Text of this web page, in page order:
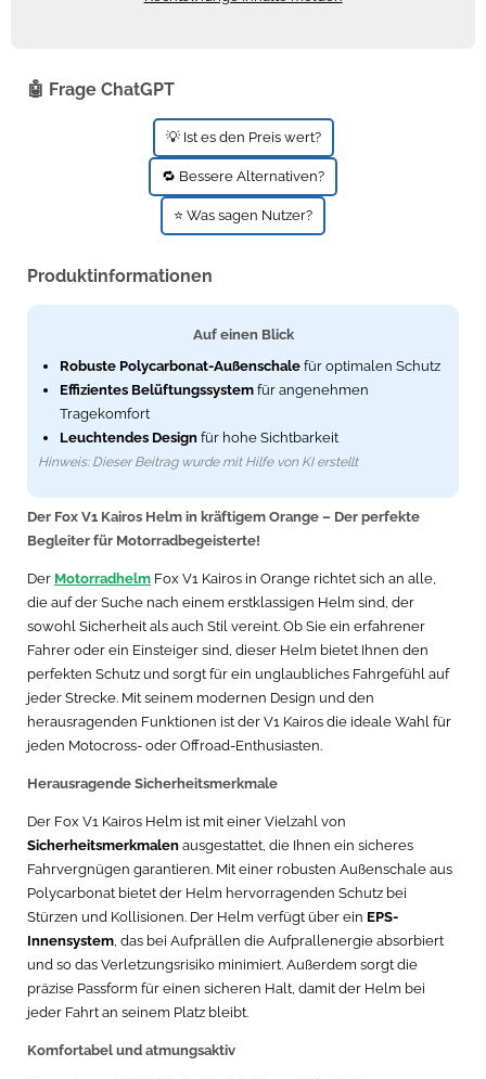
Ölfilter
Navi-Zubehör
Navigationsgeräte
Navigationssoftware
🤖 Frage ChatGPT
💡 Ist es den Preis wert?
🔁 Bessere Alternativen?
⭐ Was sagen Nutzer?
Produktinformationen
Auf einen Blick
Robuste Polycarbonat-Außenschale für optimalen Schutz
Effizientes Belüftungssystem für angenehmen
Tragekomfort
Leuchtendes Design für hohe Sichtbarkeit
Hinweis: Dieser Beitrag wurde mit Hilfe von KI erstellt
Der Fox V1 Kairos Helm in kräftigem Orange – Der perfekte
Begleiter für Motorradbegeisterte!
Der Motorradhelm Fox V1 Kairos in Orange richtet sich an alle,
die auf der Suche nach einem erstklassigen Helm sind, der
sowohl Sicherheit als auch Stil vereint. Ob Sie ein erfahrener
Fahrer oder ein Einsteiger sind, dieser Helm bietet Ihnen den
perfekten Schutz und sorgt für ein unglaubliches Fahrgefühl auf
jeder Strecke. Mit seinem modernen Design und den
herausragenden Funktionen ist der V1 Kairos die ideale Wahl für
jeden Motocross- oder Offroad-Enthusiasten.
Herausragende Sicherheitsmerkmale
Der Fox V1 Kairos Helm ist mit einer Vielzahl von
Sicherheitsmerkmalen ausgestattet, die Ihnen ein sicheres
Fahrvergnügen garantieren. Mit einer robusten Außenschale aus
Polycarbonat bietet der Helm hervorragenden Schutz bei
Stürzen und Kollisionen. Der Helm verfügt über ein EPS-
Innensystem, das bei Aufprällen die Aufprallenergie absorbiert
und so das Verletzungsrisiko minimiert. Außerdem sorgt die
präzise Passform für einen sicheren Halt, damit der Helm bei
jeder Fahrt an seinem Platz bleibt.
Komfortabel und atmungsaktiv